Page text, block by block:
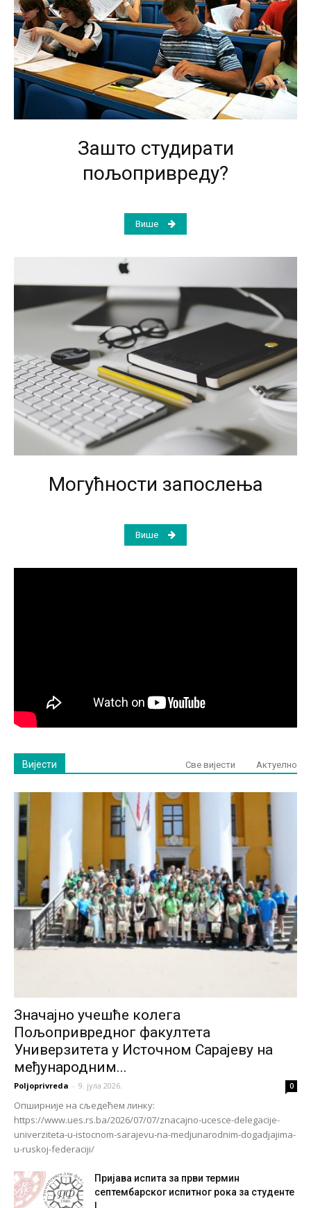
Зашто студирати
пољопривреду?
Више
Могућности запослења
Више
Вијести Све вијести Актуелно
Значајно учешће колега
Пољопривредног факултета
Универзитета у Источном Сарајеву на
међународним...
Poljoprivreda - 9. јула 2026. 0
Опширније на сљедећем линку:
https://www.ues.rs.ba/2026/07/07/znacajno-ucesce-delegacije-
univerziteta-u-istocnom-sarajevu-na-medjunarodnim-dogadjajima-
u-ruskoj-federaciji/
Пријава испита за први термин
септембарског испитног рока за студенте